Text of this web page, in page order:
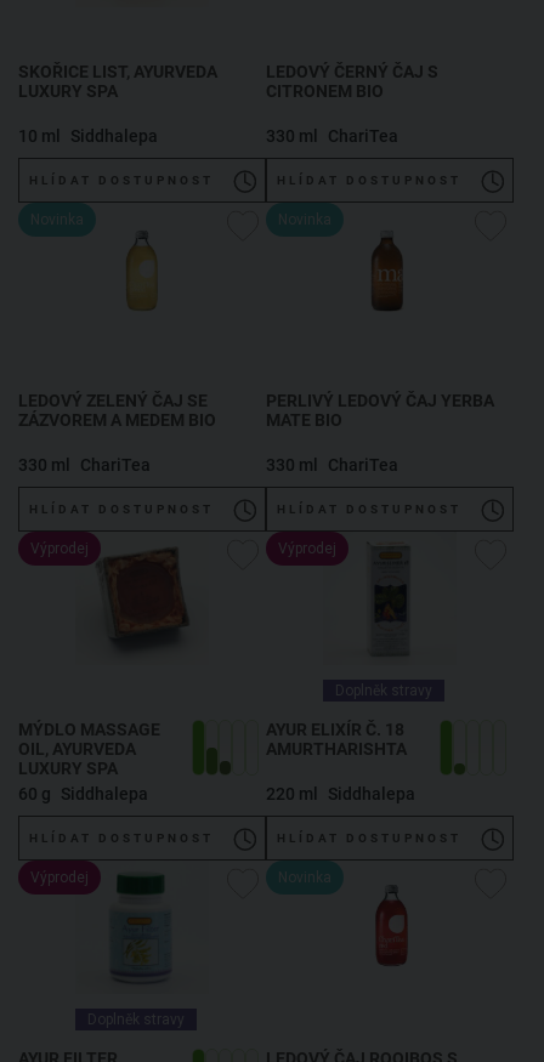
SKOŘICE LIST, AYURVEDA
LUXURY SPA
10 ml Siddhalepa
HLÍDAT DOSTUPNOST
LEDOVÝ ČERNÝ ČAJ S
CITRONEM BIO
330 ml ChariTea
HLÍDAT DOSTUPNOST
Novinka
LEDOVÝ ZELENÝ ČAJ SE
ZÁZVOREM A MEDEM BIO
330 ml ChariTea
HLÍDAT DOSTUPNOST
Novinka
PERLIVÝ LEDOVÝ ČAJ YERBA
MATE BIO
330 ml ChariTea
HLÍDAT DOSTUPNOST
Výprodej
MÝDLO MASSAGE
OIL, AYURVEDA
LUXURY SPA
60 g
Siddhalepa
HLÍDAT DOSTUPNOST
Výprodej
Doplněk stravy
AYUR ELIXÍR Č. 18
AMURTHARISHTA
220 ml Siddhalepa
HLÍDAT DOSTUPNOST
Výprodej
Doplněk stravy
Novinka